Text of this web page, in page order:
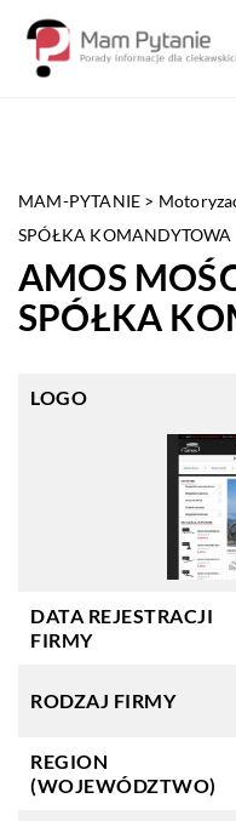
MAM-PYTANIE >
SPÓŁKA KOMANDYTOWA
AMOS
SPÓŁKA
LOGO
DATA REJESTRACJI
FIRMY
RODZAJ FIRMY
REGION
(WOJEWÓDZTWO)